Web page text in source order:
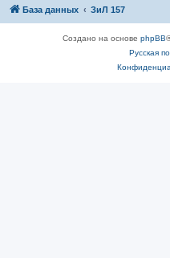
База данных ЗиЛ 157
Создано на основе phpBB
Русская